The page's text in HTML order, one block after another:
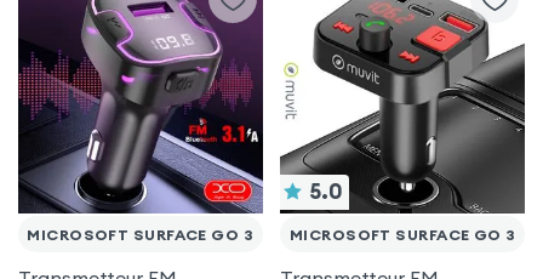
MICROSOFT SURFACE GO 3
5.0
MICROSOFT SURFACE GO 3